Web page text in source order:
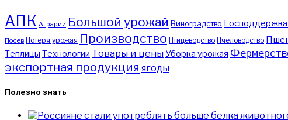
АПК Аграрии Большой урожай Виноградство
Посев Потеря урожая Производство Птицеводство Пчеловодство
Теплицы Технологии Товары и цены Уборка урожая
экспортная продукция ягоды
Полезно знать